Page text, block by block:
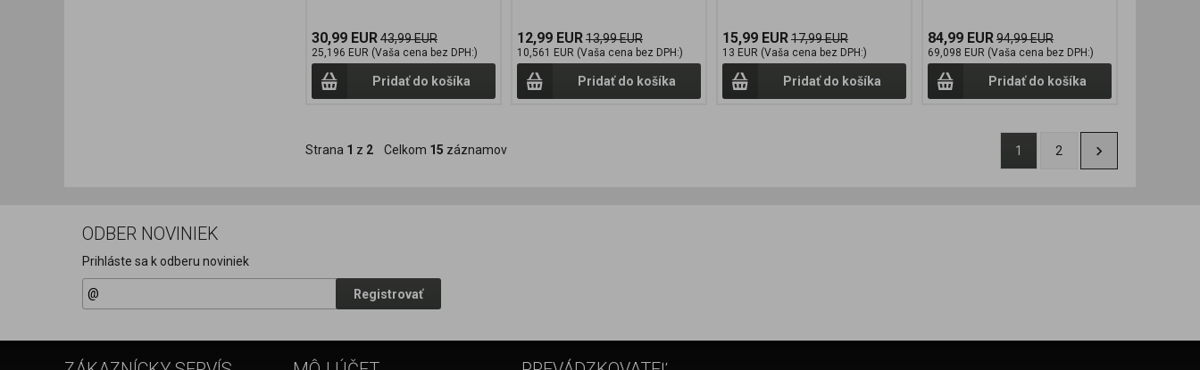
30,99 EUR43,99 EUR
25,196 EUR (Vaša cena bez DPH:)
Pridať do košíka
12,99 EUR13,99 EUR
10,561 EUR (Vaša cena bez DPH:)
Pridať do košíka
15,99 EUR17,99 EUR
13 EUR (Vaša cena bez DPH:)
Pridať do košíka
84,99 EUR94,99 EUR
69,098 EUR (Vaša cena bez DPH:)
Pridať do košíka
Strana 1 z 2 Celkom 15 záznamov 1 2
ODBER NOVINIEK
Prihláste sa k odberu noviniek
Registrovať